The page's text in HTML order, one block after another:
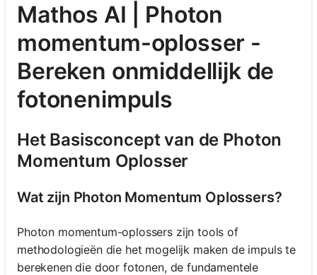
Mathos AI | Photon
momentum-oplosser -
Bereken onmiddellijk de
fotonenimpuls
Het Basisconcept van de Photon
Momentum Oplosser
Wat zijn Photon Momentum Oplossers?
Photon momentum-oplossers zijn tools of
methodologieën die het mogelijk maken de impuls te
berekenen die door fotonen, de fundamentele